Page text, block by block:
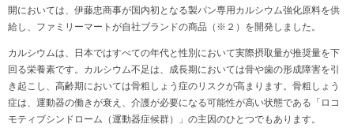
開においては、伊藤忠商事が国内初となる製パン専用カルシウム強化原料を供
給し、ファミリーマートが自社ブランドの商品（※２）を開発しました。
カルシウムは、日本ではすべての年代と性別において実際摂取量が推奨量を下
回る栄養素です。カルシウム不足は、成長期においては骨や歯の形成障害を引
き起こし、高齢期においては骨粗しょう症のリスクが高まります。骨粗しょう
症は、運動器の働きが衰え、介護が必要になる可能性が高い状態である「ロコ
モティブシンドローム（運動器症候群）」の主因のひとつでもあります。